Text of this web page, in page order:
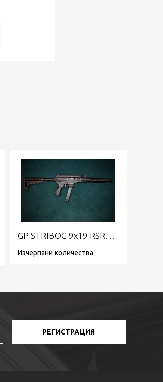
GP STRIBOG 9x19 RSR9A3G 13" GRAND POWER
Изчерпани количества
РЕГИСТРАЦИЯ